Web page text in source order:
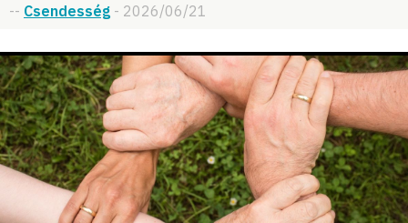
-- Csendesség - 2026/06/21